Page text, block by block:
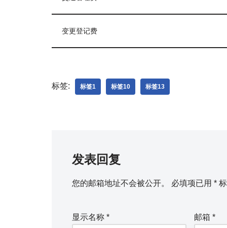
变更登记费
标签: 标签1 标签10 标签13
发表回复
您的邮箱地址不会被公开。 必填项已用 *
显示名称 * 邮箱*